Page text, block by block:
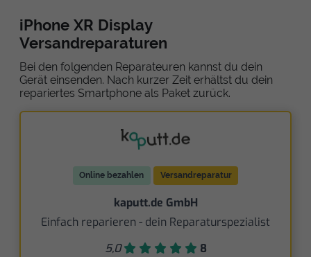
iPhone XR Display
Versandreparaturen
Bei den folgenden Reparateuren kannst du dein
Gerät einsenden. Nach kurzer Zeit erhältst du dein
repariertes Smartphone als Paket zurück.
Online bezahlen Versandreparatur
kaputt.de GmbH
Einfach reparieren - dein Reparaturspezialist
5,0
8